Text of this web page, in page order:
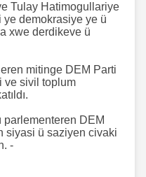
Tulay Hatimogullariye
demokrasiye ye ü
xwe derdikeve ü
mitinge DEM Parti
ve sivil toplum
DEM
siyasi ü saziyen civaki
-